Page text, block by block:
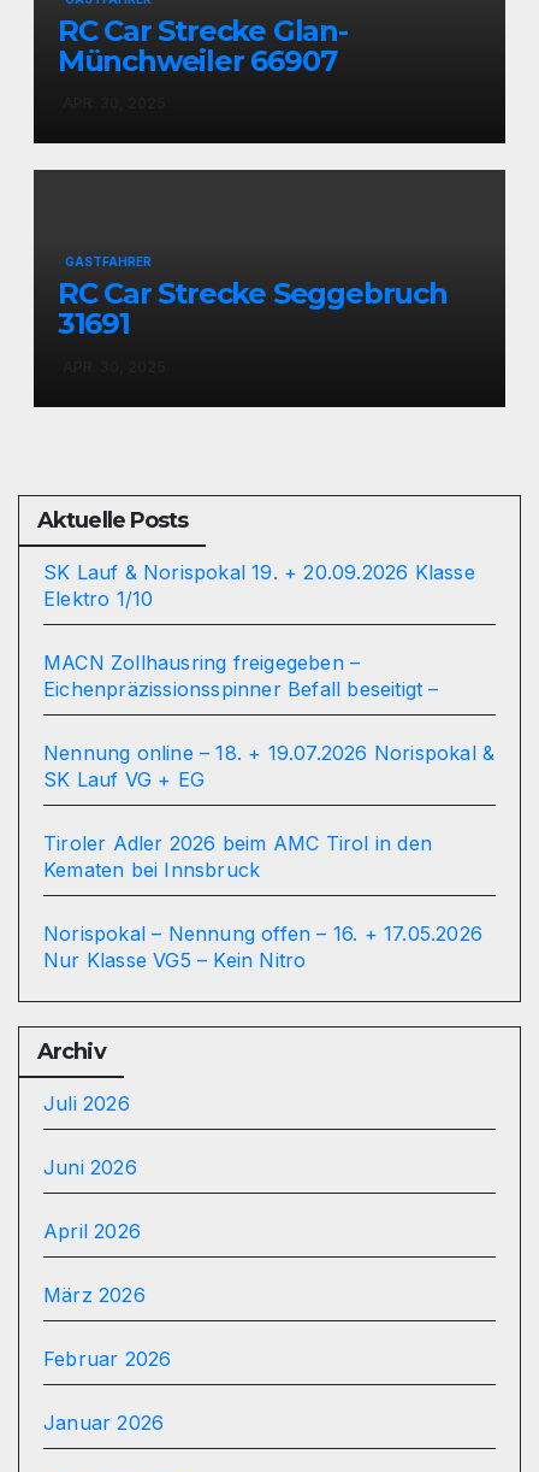
RC Car Strecke Glan-
Münchweiler 66907
GASTFAHRER
RC Car Strecke Seggebruch
31691
Aktuelle Posts
SK Lauf & Norispokal 19. + 20.09.2026 Klasse
Elektro 1/10
MACN Zollhausring freigegeben –
Eichenpräzissionsspinner Befall beseitigt –
Nennung online – 18. + 19.07.2026 Norispokal &
SK Lauf VG + EG
Tiroler Adler 2026 beim AMC Tirol in den
Kematen bei Innsbruck
Norispokal – Nennung offen – 16. + 17.05.2026
Nur Klasse VG5 – Kein Nitro
Archiv
Juli 2026
Juni 2026
April 2026
März 2026
Februar 2026
Januar 2026